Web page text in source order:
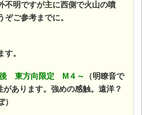
不明ですが主に西側で火山の噴
ぞご参考までに。
。
後 東方向限定 M４～
（明瞭音で
があります。強めの感触。遠洋？